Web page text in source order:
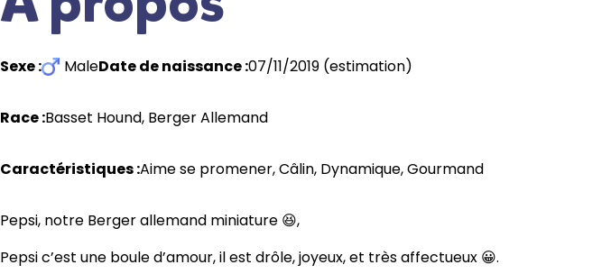
Sexe : MaleDate de naissance :07/11/2019 (estimation)
Race :Basset Hound, Berger Allemand
Caractéristiques :Aime se promener, Câlin, Dynamique, Gourmand
Pepsi, notre Berger allemand miniature 😆,
Pepsi c’est une boule d’amour, il est drôle, joyeux, et très affectueux 😀.